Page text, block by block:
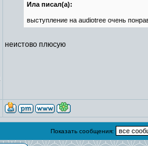
Ила писал(а):
выступление на audiotree очень
неистово плюсую
Показать сообщения: